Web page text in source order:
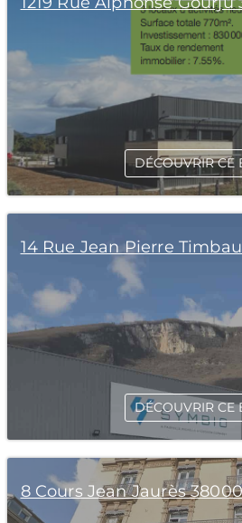
DÉCOUVRIR CE
14 Rue Jean Pierre
DÉCOUVRIR CE
8 Cours Jean Jaurès 38000